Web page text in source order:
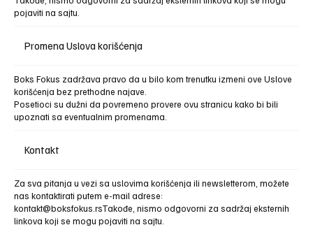
pojaviti na sajtu.
Promena Uslova korišćenja
Boks Fokus zadržava pravo da u bilo kom trenutku izmeni ove Uslove
korišćenja bez prethodne najave.
Posetioci su dužni da povremeno provere ovu stranicu kako bi bili
upoznati sa eventualnim promenama.
Kontakt
Za sva pitanja u vezi sa uslovima korišćenja ili newsletterom, možete
nas kontaktirati putem e-mail adrese:
kontakt@boksfokus.rsTakođe, nismo odgovorni za sadržaj eksternih
linkova koji se mogu pojaviti na sajtu.